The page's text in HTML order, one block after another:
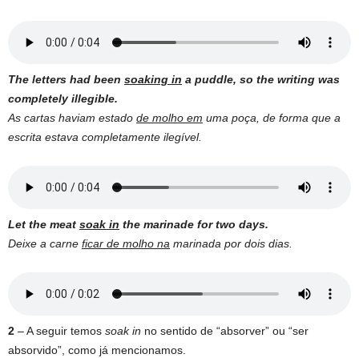
The letters had been soaking in a puddle, so the writing was
completely illegible.
As cartas haviam estado de molho em uma poça, de forma que a
escrita estava completamente ilegível.
Let the meat soak in the marinade for two days.
Deixe a carne ficar de molho na marinada por dois dias.
2 – A seguir temos soak in no sentido de “absorver” ou “ser
absorvido”, como já mencionamos.